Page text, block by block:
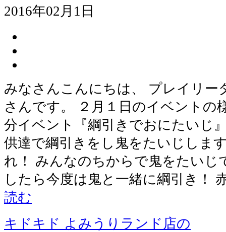
2016年02月1日
みなさんこんにちは、 プレイリー
さんです。 ２月１日のイベントの
分イベント『綱引きでおにたいじ
供達で綱引きをし鬼をたいじしま
れ！ みんなのちからで鬼をたいじ
したら今度は鬼と一緒に綱引き！
読む
キドキド よみうりランド店の